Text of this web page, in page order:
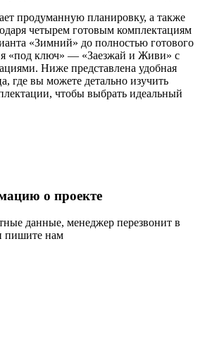
продуманную планировку, а также
четырем готовым комплектациям
«Зимний» до полностью готового
«под ключ» — «Заезжай и Живи» с
Ниже представлена удобная
где вы можете детально изучить
чтобы выбрать идеальный
о проекте
данные, менеджер перезвонит в
пишите нам